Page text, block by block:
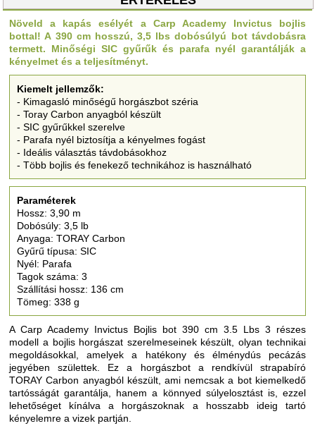
Növeld a kapás esélyét a Carp Academy Invictus bojlis
bottal! A 390 cm hosszú, 3,5 lbs dobósúlyú bot távdobásra
termett. Minőségi SIC gyűrűk és parafa nyél garantálják a
kényelmet és a teljesítményt.
Kiemelt jellemzők:
- Kimagasló minőségű horgászbot széria
- Toray Carbon anyagból készült
- SIC gyűrűkkel szerelve
- Parafa nyél biztosítja a kényelmes fogást
- Ideális választás távdobásokhoz
- Több bojlis és fenekező technikához is használható
Paraméterek
Hossz: 3,90 m
Dobósúly: 3,5 lb
Anyaga: TORAY Carbon
Gyűrű típusa: SIC
Nyél: Parafa
Tagok száma: 3
Szállítási hossz: 136 cm
Tömeg: 338 g
A Carp Academy Invictus Bojlis bot 390 cm 3.5 Lbs 3 részes
modell a bojlis horgászat szerelmeseinek készült, olyan technikai
megoldásokkal, amelyek a hatékony és élménydús pecázás
jegyében születtek. Ez a horgászbot a rendkívül strapabíró
TORAY Carbon anyagból készült, ami nemcsak a bot kiemelkedő
tartósságát garantálja, hanem a könnyed súlyelosztást is, ezzel
lehetőséget kínálva a horgászoknak a hosszabb ideig tartó
kényelemre a vizek partján.